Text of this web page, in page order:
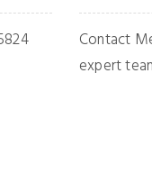
Our
Contact
Our expert